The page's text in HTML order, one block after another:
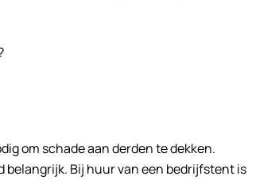
om schade aan derden te dekken.
belangrijk. Bij huur van een bedrijfstent is